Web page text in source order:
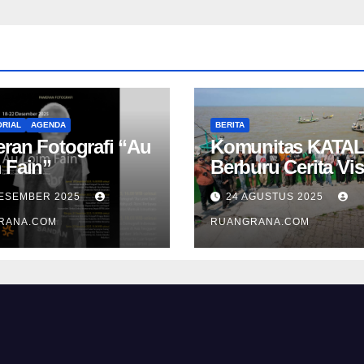
AGENDA
Fotografi “Au
2025
BERITA
Komunitas
Berburu Cerita
di Pesisir
24 AGUSTUS 2025
RUANGRANA.COM